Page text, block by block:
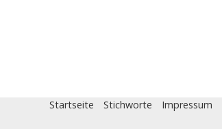
Startseite Stichworte Impressum